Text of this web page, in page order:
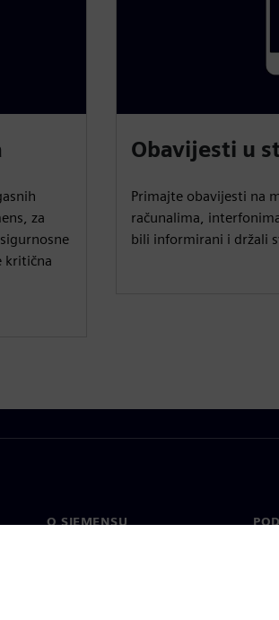
za
kritična
Obavijesti u
Primajte obavijesti na
računalima,
bili informirani i držali
O SIEMENSU